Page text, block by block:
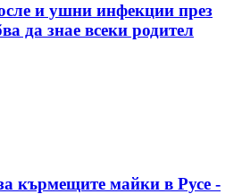
и ушни инфекции през
да знае всеки родител
кърмещите майки в Русе -